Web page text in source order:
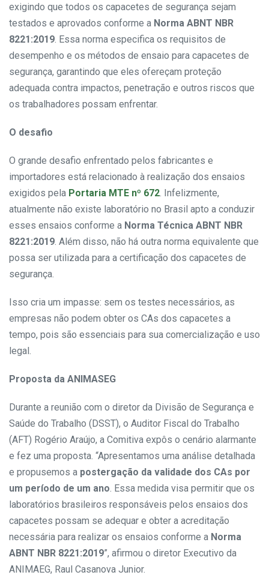
exigindo que todos os capacetes de segurança sejam
testados e aprovados conforme a Norma ABNT NBR
8221:2019 . Essa norma especifica os requisitos de
desempenho e os métodos de ensaio para capacetes de
segurança, garantindo que eles ofereçam proteção
adequada contra impactos, penetração e outros riscos que
os trabalhadores possam enfrentar.
O desafio
O grande desafio enfrentado pelos fabricantes e
importadores está relacionado à realização dos ensaios
exigidos pela Portaria MTE nº 672 . Infelizmente,
atualmente não existe laboratório no Brasil apto a conduzir
esses ensaios conforme a Norma Técnica ABNT NBR
8221:2019 . Além disso, não há outra norma equivalente que
possa ser utilizada para a certificação dos capacetes de
segurança.
Isso cria um impasse: sem os testes necessários, as
empresas não podem obter os CAs dos capacetes a
tempo, pois são essenciais para sua comercialização e uso
legal.
Proposta da ANIMASEG
Durante a reunião com o diretor da Divisão de Segurança e
Saúde do Trabalho (DSST), o Auditor Fiscal do Trabalho
(AFT) Rogério Araújo, a Comitiva expôs o cenário alarmante
e fez uma proposta. “Apresentamos uma análise detalhada
e propusemos a postergação da validade dos CAs por
um período de um ano . Essa medida visa permitir que os
laboratórios brasileiros responsáveis pelos ensaios dos
capacetes possam se adequar e obter a acreditação
necessária para realizar os ensaios conforme a Norma
ABNT NBR 8221:2019”, afirmou o diretor Executivo da
ANIMAEG, Raul Casanova Junior.